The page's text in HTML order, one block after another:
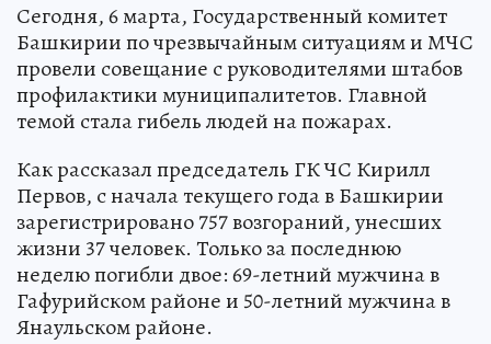
Сегодня, 6 марта, Государственный комитет
Башкирии по чрезвычайным ситуациям и МЧС
провели совещание с руководителями штабов
профилактики муниципалитетов. Главной
темой стала гибель людей на пожарах.
Как рассказал председатель ГК ЧС Кирилл
Первов, с начала текущего года в Башкирии
зарегистрировано 757 возгораний, унесших
жизни 37 человек. Только за последнюю
неделю погибли двое: 69-летний мужчина в
Гафурийском районе и 50-летний мужчина в
Янаульском районе.